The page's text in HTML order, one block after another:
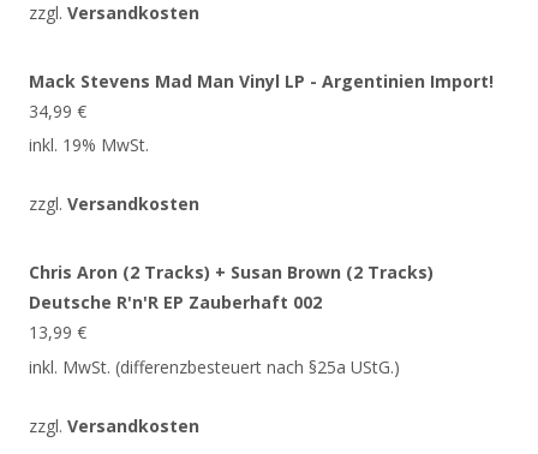
zzgl. Versandkosten
Mack Stevens Mad Man Vinyl LP - Argentinien Import!
34,99 €
inkl. 19% MwSt.
zzgl. Versandkosten
Chris Aron (2 Tracks) + Susan Brown (2 Tracks)
Deutsche R'n'R EP Zauberhaft 002
13,99 €
inkl. MwSt. (differenzbesteuert nach §25a UStG.)
zzgl. Versandkosten